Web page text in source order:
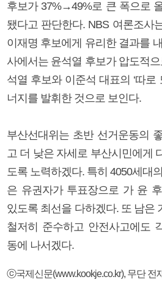
후보가 37%→49%로 큰 폭으로
됐다고 판단한다. NBS 여론조사
이재명 후보에게 유리한 결과를
사에서는 윤석열 후보가 압도적
석열 후보와 이준석 대표의 ‘따로
너지를 발휘한 것으로 보인다.
부산선대위는 초반 선거운동의
고 더 낮은 자세로 부산시민에게
도록 노력하겠다. 특히 4050세대
은 유권자가 투표장으로 가 윤
있도록 최선을 다하겠다. 또 남은
철저히 준수하고 안전사고에도
동에 나서겠다.
ⓒ국제신문(www.kookje.co.kr), 무단 전